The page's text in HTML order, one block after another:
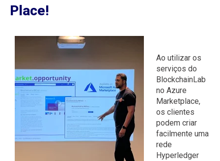
Place!
Ao utilizar os
serviços do
BlockchainLab
no Azure
Marketplace,
os clientes
podem criar
facilmente uma
rede
Hyperledger